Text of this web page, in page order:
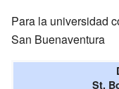
Para la universidad
San Buenaventura
St.